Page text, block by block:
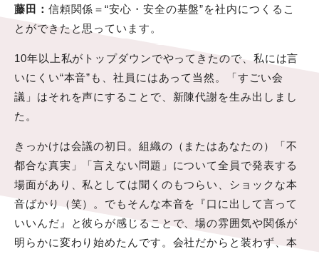
藤田： 信頼関係＝“安心・安全の基盤”を社内につくるこ
とができたと思っています。
10年以上私がトップダウンでやってきたので、私には言
いにくい“本音”も、社員にはあって当然。「すごい会
議」はそれを声にすることで、新陳代謝を生み出しまし
た。
きっかけは会議の初日。組織の（またはあなたの）「不
都合な真実」「言えない問題」について全員で発表する
場面があり、私としては聞くのもつらい、ショックな本
音ばかり（笑）。でもそんな本音を『口に出して言って
いいんだ』と彼らが感じることで、場の雰囲気や関係が
明らかに変わり始めたんです。会社だからと装わず、本